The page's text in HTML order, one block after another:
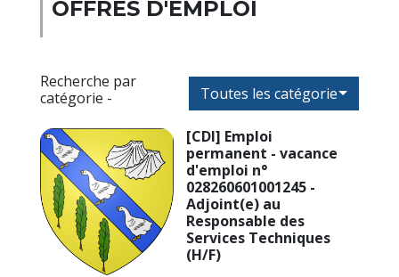
OFFRES D'EMPLOI
Recherche par
catégorie -
Toutes les catégories
[CDI] Emploi
permanent - vacance
d'emploi n°
028260601001245 -
Adjoint(e) au
Responsable des
Services Techniques
(H/F)